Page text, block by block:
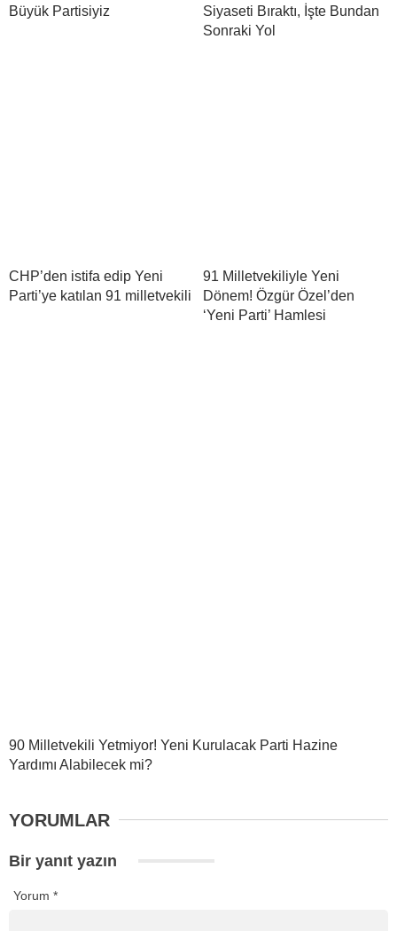
Büyük Partisiyiz
Siyaseti Bıraktı, İşte Bundan
Sonraki Yol
CHP’den istifa edip Yeni
Parti’ye katılan 91 milletvekili
91 Milletvekiliyle Yeni
Dönem! Özgür Özel’den
‘Yeni Parti’ Hamlesi
90 Milletvekili Yetmiyor! Yeni Kurulacak Parti Hazine
Yardımı Alabilecek mi?
YORUMLAR
Bir yanıt yazın
Yorum *